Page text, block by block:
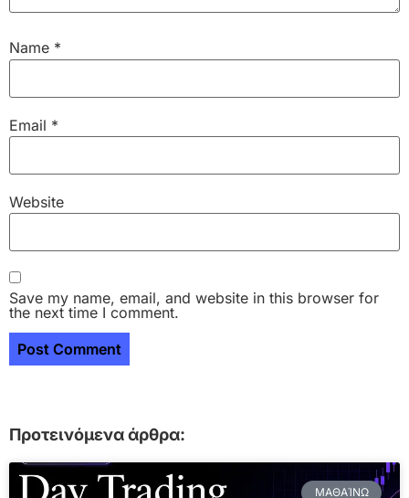
Name *
Email *
Website
Save my name, email, and website in this browser for
the next time I comment.
Προτεινόμενα άρθρα:
ΜΑΘΑΊΝΩ